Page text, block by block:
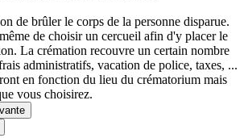
de brûler le corps de la personne disparue.
de choisir un cercueil afin d'y placer le
La crémation recouvre un certain nombre
administratifs, vacation de police, taxes, ...
en fonction du lieu du crématorium mais
vous choisirez.